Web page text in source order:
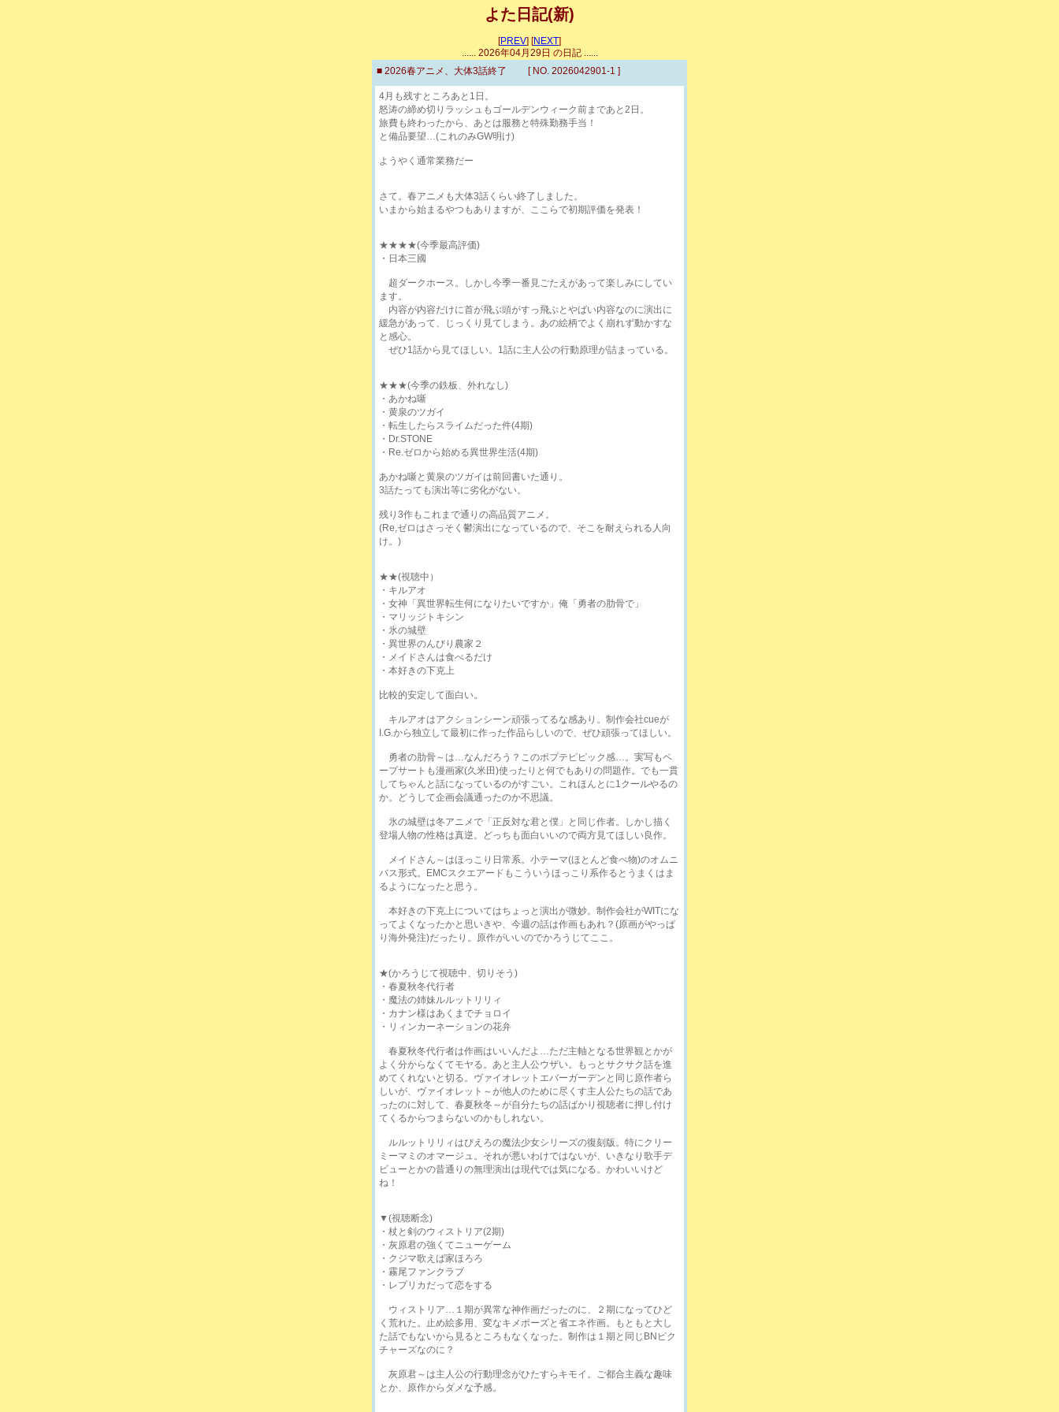
よた日記(新)
[PREV] [NEXT]
...... 2026年04月29日 の日記 ......
■ 2026春アニメ、大体3話終了 [ NO. 2026042901-1 ]
4月も残すところあと1日。
怒涛の締め切りラッシュもゴールデンウィーク前まであと2日。
旅費も終わったから、あとは服務と特殊勤務手当！
と備品要望…(これのみGW明け)
ようやく通常業務だー
さて。春アニメも大体3話くらい終了しました。
いまから始まるやつもありますが、ここらで初期評価を発表！
★★★★(今季最高評価)
・日本三國
超ダークホース。しかし今季一番見ごたえがあって楽しみにしてい
ます。
内容が内容だけに首が飛ぶ頭がすっ飛ぶとやばい内容なのに演出に
緩急があって、じっくり見てしまう。あの絵柄でよく崩れず動かすな
と感心。
ぜひ1話から見てほしい。1話に主人公の行動原理が詰まっている。
★★★(今季の鉄板、外れなし)
・あかね噺
・黄泉のツガイ
・転生したらスライムだった件(4期)
・Dr.STONE
・Re.ゼロから始める異世界生活(4期)
あかね噺と黄泉のツガイは前回書いた通り。
3話たっても演出等に劣化がない。
残り3作もこれまで通りの高品質アニメ。
(Re,ゼロはさっそく鬱演出になっているので、そこを耐えられる人向
け。)
★★(視聴中）
・キルアオ
・女神「異世界転生何になりたいですか」俺「勇者の肋骨で」
・マリッジトキシン
・氷の城壁
・異世界のんびり農家２
・メイドさんは食べるだけ
・本好きの下克上
比較的安定して面白い。
キルアオはアクションシーン頑張ってるな感あり。制作会社cueが
I.G.から独立して最初に作った作品らしいので、ぜひ頑張ってほしい。
勇者の肋骨～は…なんだろう？このポプテピピック感…。実写もペ
ープサートも漫画家(久米田)使ったりと何でもありの問題作。でも一貫
してちゃんと話になっているのがすごい。これほんとに1クールやるの
か。どうして企画会議通ったのか不思議。
氷の城壁は冬アニメで「正反対な君と僕」と同じ作者。しかし描く
登場人物の性格は真逆。どっちも面白いいので両方見てほしい良作。
メイドさん～はほっこり日常系。小テーマ(ほとんど食べ物)のオムニ
バス形式。EMCスクエアードもこういうほっこり系作るとうまくはま
るようになったと思う。
本好きの下克上についてはちょっと演出が微妙。制作会社がWITにな
ってよくなったかと思いきや、今週の話は作画もあれ？(原画がやっぱ
り海外発注)だったり。原作がいいのでかろうじてここ。
★(かろうじて視聴中、切りそう)
・春夏秋冬代行者
・魔法の姉妹ルルットリリィ
・カナン様はあくまでチョロイ
・リィンカーネーションの花弁
春夏秋冬代行者は作画はいいんだよ…ただ主軸となる世界観とかが
よく分からなくてモヤる。あと主人公ウザい。もっとサクサク話を進
めてくれないと切る。ヴァイオレットエバーガーデンと同じ原作者ら
しいが、ヴァイオレット～が他人のために尽くす主人公たちの話であ
ったのに対して、春夏秋冬～が自分たちの話ばかり視聴者に押し付け
てくるからつまらないのかもしれない。
ルルットリリィはぴえろの魔法少女シリーズの復刻版。特にクリー
ミーマミのオマージュ。それが悪いわけではないが、いきなり歌手デ
ビューとかの昔通りの無理演出は現代では気になる。かわいいけど
ね！
▼(視聴断念)
・杖と剣のウィストリア(2期)
・灰原君の強くてニューゲーム
・クジマ歌えば家ほろろ
・霧尾ファンクラブ
・レプリカだって恋をする
ウィストリア…１期が異常な神作画だったのに、２期になってひど
く荒れた。止め絵多用、変なキメポーズと省エネ作画。もともと大し
た話でもないから見るところもなくなった。制作は１期と同じBNピク
チャーズなのに？
灰原君～は主人公の行動理念がひたすらキモイ。ご都合主義な趣味
とか、原作からダメな予感。